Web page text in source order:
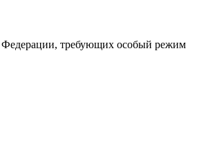
Федерации, требующих особый режим